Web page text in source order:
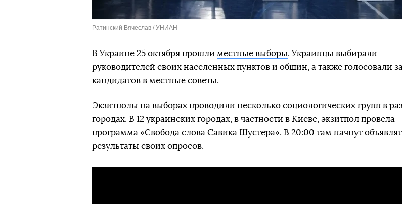
Ратинский Вячеслав / УНИАН
В Украине 25 октября прошли местные выборы. Украинцы выбирали
руководителей своих населенных пунктов и общин, а также голосовали за
кандидатов в местные советы.
Экзитполы на выборах проводили несколько социологических групп в
городах. В 12 украинских городах, в частности в Киеве, экзитпол провела
программа «Свобода слова Савика Шустера». В 20:00 там начнут
результаты своих опросов.